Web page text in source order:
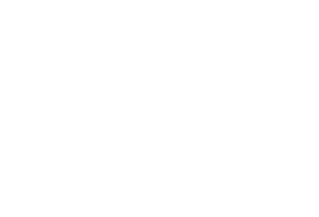
išeivijos literatūrologijos darbų. Jis pasižymi analitiniu
autoritetus. Autorius ne tik apibendrina, bet ir